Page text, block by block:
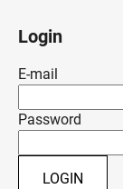
Login
E-mail
Password
LOGIN